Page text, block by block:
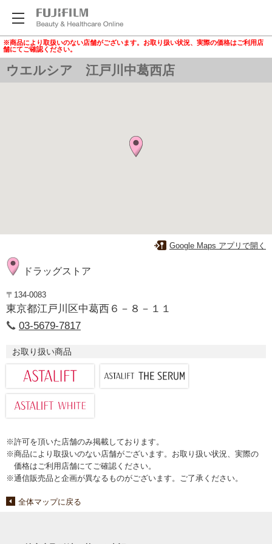
※商品により取扱いのない店舗がございます。お取り扱い状況、実際の価格はご利用店
舗にてご確認ください。
ウエルシア 江戸川中葛西店
Google Maps アプリで開く
ドラッグストア
〒134-0083
東京都江戸川区中葛西６－８－１１
03-5679-7817
お取り扱い商品
※許可を頂いた店舗のみ掲載しております。
※商品により取扱いのない店舗がございます。お取り扱い状況、実際の
価格はご利用店舗にてご確認ください。
※通信販売品と企画が異なるものがございます。ご了承ください。
全体マップに戻る